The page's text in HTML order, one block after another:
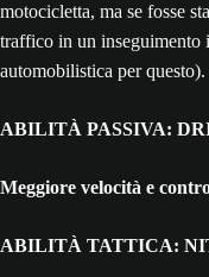
motocicletta, ma se fosse
traffico in un inseguimento
automobilistica per questo).
ABILITÀ PASSIVA:
Meggiore velocità e
ABILITÀ TATTICA: